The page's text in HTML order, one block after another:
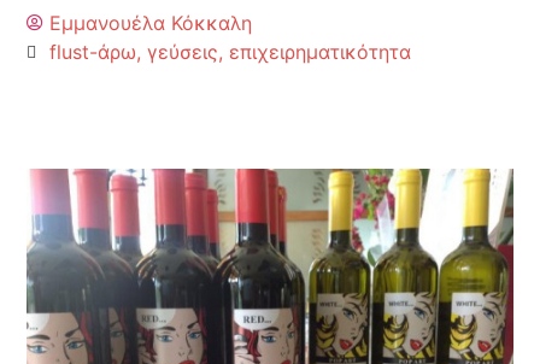
Εμμανουέλα Κόκκαλη
flust-άρω,γεύσεις, επιχειρηματικότητα